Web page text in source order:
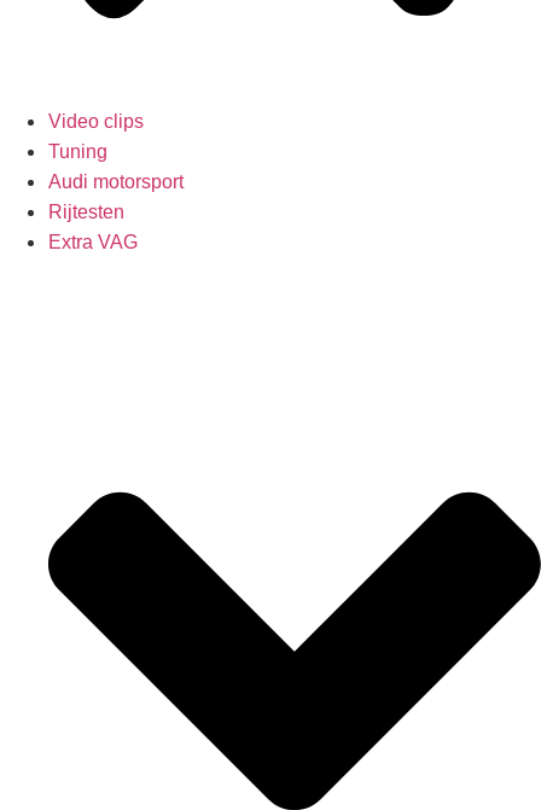
Video clips
Tuning
Audi motorsport
Rijtesten
Extra VAG